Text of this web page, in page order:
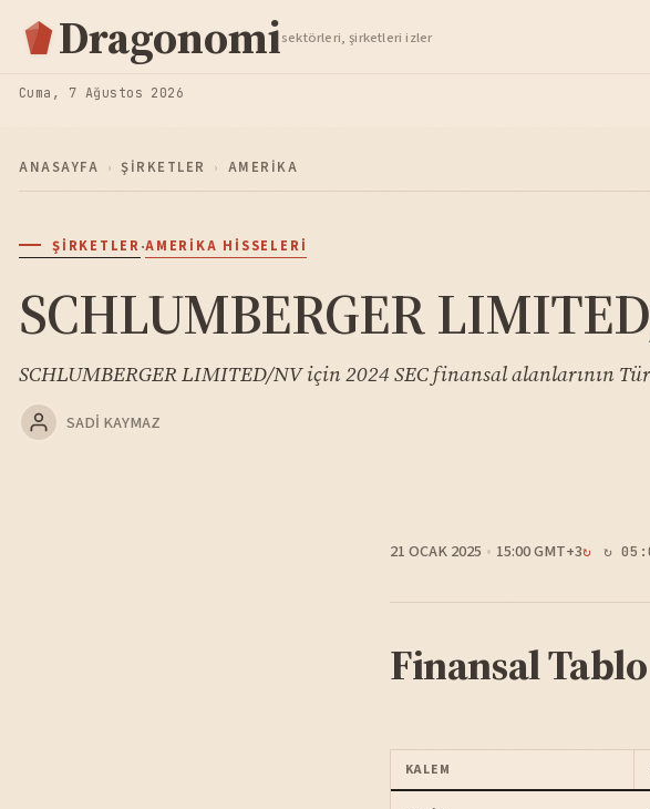
Dragonomisektörleri, şirketleri izler
Cuma, 7 Ağustos 2026
ANASAYFA › ŞIRKETLER › AMERIKA
ŞIRKETLER·AMERIKA HISSELERI
SCHLUMBERGER
SCHLUMBERGER LIMITED/NV için 2024 SEC finansal alanlarının
SADI KAYMAZ
21 OCAK 2025 15:00 GMT+3 ↻
Finansal Tablo
KALEM